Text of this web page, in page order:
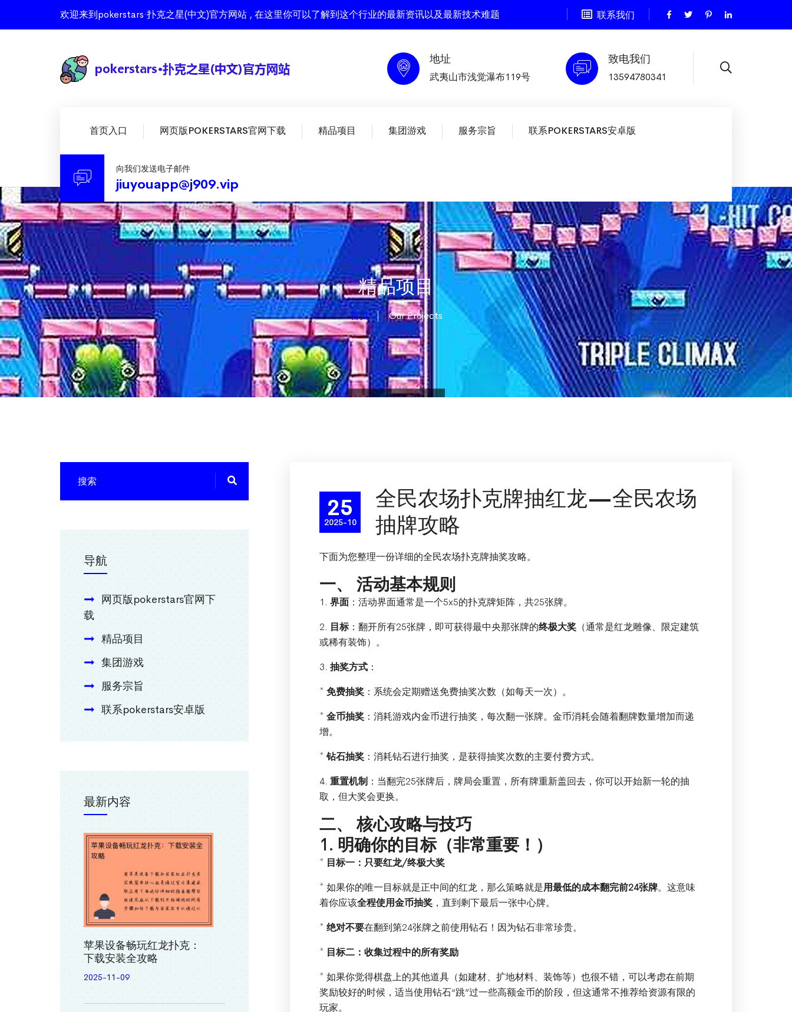
欢迎来到pokerstars·扑克之星(中文)官方网站 , 在这里你可以了解到这个行业的最新资讯以及最新技术难题 联系我们
地址
武夷山市浅觉瀑布119号
致电我们
13594780341
首页入口 网页版POKERSTARS官网下载 精品项目 集团游戏 服务宗旨 联系POKERSTARS安卓版
向我们发送电子邮件
jiuyouapp@j909.vip
精品项目
首页 Our Projects
25
2025-10
全民农场扑克牌抽红龙—全民农场
抽牌攻略
下面为您整理一份详细的全民农场扑克牌抽奖攻略。
一、 活动基本规则
1. 界面 ：活动界面通常是一个5x5的扑克牌矩阵，共25张牌。
2. 目标：翻开所有25张牌，即可获得最中央那张牌的终极大奖 （通常是红龙雕像、限定建筑
或稀有装饰）。
3. 抽奖方式 ：
* 免费抽奖 ：系统会定期赠送免费抽奖次数（如每天一次）。
* 金币抽奖 ：消耗游戏内金币进行抽奖，每次翻一张牌。金币消耗会随着翻牌数量增加而递
增。
* 钻石抽奖 ：消耗钻石进行抽奖，是获得抽奖次数的主要付费方式。
4. 重置机制 ：当翻完25张牌后，牌局会重置，所有牌重新盖回去，你可以开始新一轮的抽
取，但大奖会更换。
二、 核心攻略与技巧
1. 明确你的目标（非常重要！）
* 目标一：只要红龙/终极大奖
* 如果你的唯一目标就是正中间的红龙，那么策略就是用最低的成本翻完前24张牌。这意味
着你应该全程使用金币抽奖 ，直到剩下最后一张中心牌。
* 绝对不要在翻到第24张牌之前使用钻石！因为钻石非常珍贵。
* 目标二：收集过程中的所有奖励
* 如果你觉得棋盘上的其他道具（如建材、扩地材料、装饰等）也很不错，可以考虑在前期
奖励较好的时候，适当使用钻石“跳”过一些高额金币的阶段，但这通常不推荐给资源有限的
玩家。
导航
网页版pokerstars官网下
载
精品项目
集团游戏
服务宗旨
联系pokerstars安卓版
最新内容
苹果设备畅玩红龙扑克：
下载安装全攻略
2025-11-09